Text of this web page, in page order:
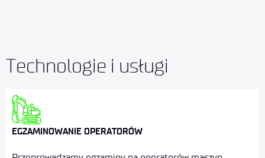
Technologie i usługi
EGZAMINOWANIE OPERATORÓW